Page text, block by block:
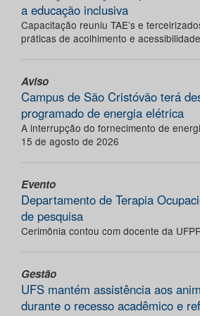
a educação inclusiva
Capacitação reuniu TAE’s e
práticas de acolhimento e acessibilidade
Aviso
Campus de São Cristóvão terá
programado de energia elétrica
A interrupção do fornecimento de
15 de agosto de 2026
Evento
Departamento de Terapia
de pesquisa
Cerimônia contou com docente da
Gestão
UFS mantém assistência aos
durante o recesso acadêmico e